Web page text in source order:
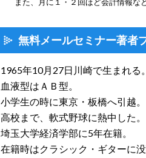
無料メールセミナー著者
1965年10月27日川崎で生まれる。
血液型はＡＢ型。
小学生の時に東京・板橋へ引越。
高校まで、軟式野球に熱中した。
埼玉大学経済学部に5年在籍。
在籍時はクラシック・ギターに没